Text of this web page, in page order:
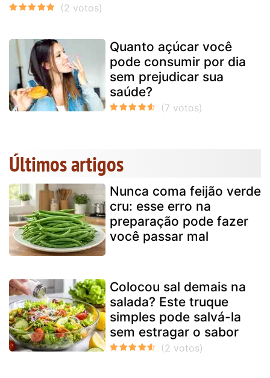
Quanto açúcar você
pode consumir por dia
sem prejudicar sua
saúde?
Últimos artigos
Nunca coma feijão verde
cru: esse erro na
preparação pode fazer
você passar mal
Colocou sal demais na
salada? Este truque
simples pode salvá-la
sem estragar o sabor